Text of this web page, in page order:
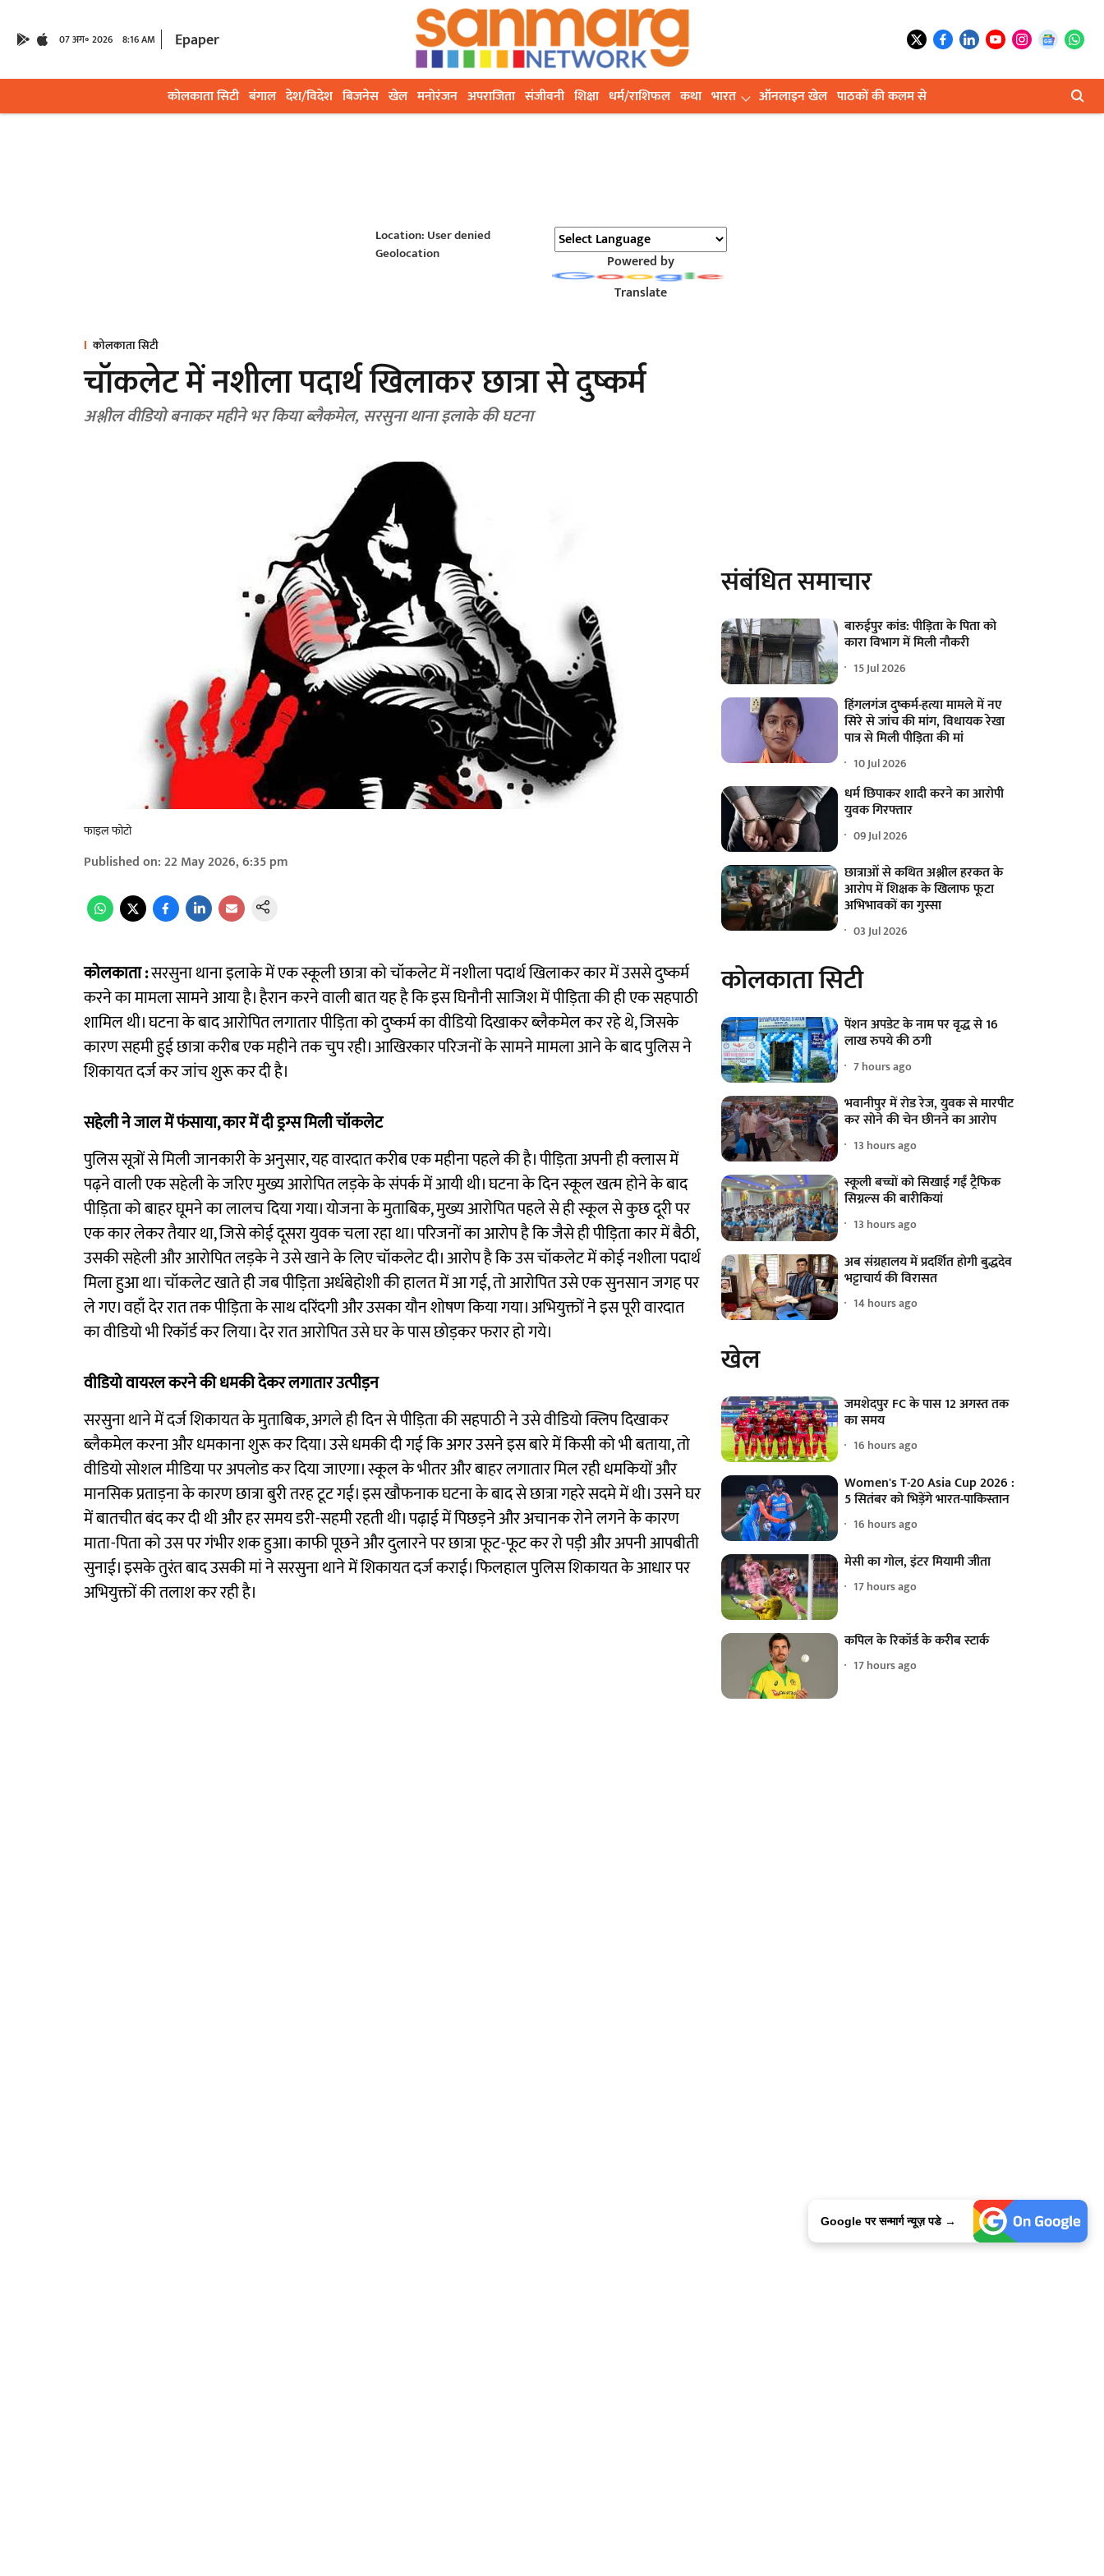
07 अग॰ 2026 8:16 AM Epaper
कोलकाता सिटी बंगाल देश/विदेश बिजनेस खेल मनोरंजन अपराजिता संजीवनी शिक्षा धर्म/राशिफल कथा भारत ऑनलाइन खेल पाठकों की कलम से
Location: User denied
Geolocation
Powered by
Translate
कोलकाता सिटी
चॉकलेट में नशीला पदार्थ खिलाकर छात्रा से दुष्कर्म
अश्लील वीडियो बनाकर महीने भर किया ब्लैकमेल, सरसुना थाना इलाके की घटना
फाइल फोटो
Published on:22 May 2026, 6:35 pm
कोलकाता :सरसुना थाना इलाके में एक स्कूली छात्रा को चॉकलेट में नशीला पदार्थ खिलाकर कार में उससे दुष्कर्म
करने का मामला सामने आया है। हैरान करने वाली बात यह है कि इस घिनौनी साजिश में पीड़िता की ही एक सहपाठी
शामिल थी। घटना के बाद आरोपित लगातार पीड़िता को दुष्कर्म का वीडियो दिखाकर ब्लैकमेल कर रहे थे, जिसके
कारण सहमी हुई छात्रा करीब एक महीने तक चुप रही। आखिरकार परिजनों के सामने मामला आने के बाद पुलिस ने
शिकायत दर्ज कर जांच शुरू कर दी है।
सहेली ने जाल में फंसाया, कार में दी ड्रग्स मिली चॉकलेट
पुलिस सूत्रों से मिली जानकारी के अनुसार, यह वारदात करीब एक महीना पहले की है। पीड़िता अपनी ही क्लास में
पढ़ने वाली एक सहेली के जरिए मुख्य आरोपित लड़के के संपर्क में आयी थी। घटना के दिन स्कूल खत्म होने के बाद
पीड़िता को बाहर घूमने का लालच दिया गया। योजना के मुताबिक, मुख्य आरोपित पहले से ही स्कूल से कुछ दूरी पर
एक कार लेकर तैयार था, जिसे कोई दूसरा युवक चला रहा था। परिजनों का आरोप है कि जैसे ही पीड़िता कार में बैठी,
उसकी सहेली और आरोपित लड़के ने उसे खाने के लिए चॉकलेट दी। आरोप है कि उस चॉकलेट में कोई नशीला पदार्थ
मिला हुआ था। चॉकलेट खाते ही जब पीड़िता अर्धबेहोशी की हालत में आ गई, तो आरोपित उसे एक सुनसान जगह पर
ले गए। वहाँ देर रात तक पीड़िता के साथ दरिंदगी और उसका यौन शोषण किया गया। अभियुक्तों ने इस पूरी वारदात
का वीडियो भी रिकॉर्ड कर लिया। देर रात आरोपित उसे घर के पास छोड़कर फरार हो गये।
वीडियो वायरल करने की धमकी देकर लगातार उत्पीड़न
सरसुना थाने में दर्ज शिकायत के मुताबिक, अगले ही दिन से पीड़िता की सहपाठी ने उसे वीडियो क्लिप दिखाकर
ब्लैकमेल करना और धमकाना शुरू कर दिया। उसे धमकी दी गई कि अगर उसने इस बारे में किसी को भी बताया, तो
वीडियो सोशल मीडिया पर अपलोड कर दिया जाएगा। स्कूल के भीतर और बाहर लगातार मिल रही धमकियों और
मानसिक प्रताड़ना के कारण छात्रा बुरी तरह टूट गई। इस खौफनाक घटना के बाद से छात्रा गहरे सदमे में थी। उसने घर
में बातचीत बंद कर दी थी और हर समय डरी-सहमी रहती थी। पढ़ाई में पिछड़ने और अचानक रोने लगने के कारण
माता-पिता को उस पर गंभीर शक हुआ। काफी पूछने और दुलारने पर छात्रा फूट-फूट कर रो पड़ी और अपनी आपबीती
सुनाई। इसके तुरंत बाद उसकी मां ने सरसुना थाने में शिकायत दर्ज कराई। फिलहाल पुलिस शिकायत के आधार पर
अभियुक्तों की तलाश कर रही है।
संबंधित समाचार
बारुईपुर कांड: पीड़िता के पिता को
कारा विभाग में मिली नौकरी
15 Jul 2026
हिंगलगंज दुष्कर्म-हत्या मामले में नए
सिरे से जांच की मांग, विधायक रेखा
पात्र से मिली पीड़िता की मां
10 Jul 2026
धर्म छिपाकर शादी करने का आरोपी
युवक गिरफ्तार
09 Jul 2026
छात्राओं से कथित अश्लील हरकत के
आरोप में शिक्षक के खिलाफ फूटा
अभिभावकों का गुस्सा
03 Jul 2026
कोलकाता सिटी
पेंशन अपडेट के नाम पर वृद्ध से 16
लाख रुपये की ठगी
7 hours ago
भवानीपुर में रोड रेज, युवक से मारपीट
कर सोने की चेन छीनने का आरोप
13 hours ago
स्कूली बच्चों को सिखाई गईं ट्रैफिक
सिग्नल्स की बारीकियां
13 hours ago
अब संग्रहालय में प्रदर्शित होगी बुद्धदेव
भट्टाचार्य की विरासत
14 hours ago
खेल
जमशेदपुर FC के पास 12 अगस्त तक
का समय
16 hours ago
Women's T-20 Asia Cup 2026 :
5 सितंबर को भिड़ेंगे भारत-पाकिस्तान
16 hours ago
मेसी का गोल, इंटर मियामी जीता
17 hours ago
कपिल के रिकॉर्ड के करीब स्टार्क
17 hours ago
Google पर सन्मार्ग न्यूज़ पडे →